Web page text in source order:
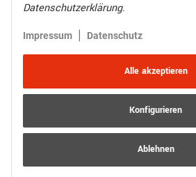
Alle akzeptieren
Konfigurieren
Ablehnen
Datenschutzerklärung.
Impressum Datenschutz
Zugestellt durch:
Vertrag widerrufen
* Alle Preise inkl. gesetzlicher USt., zzgl.Versand
© R.Kuhn GmbH